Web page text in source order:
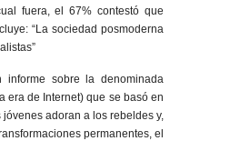
fuera, el 67% contestó que
“La sociedad posmoderna
informe sobre la denominada
era de Internet) que se basó en
adoran a los rebeldes y,
permanentes, el